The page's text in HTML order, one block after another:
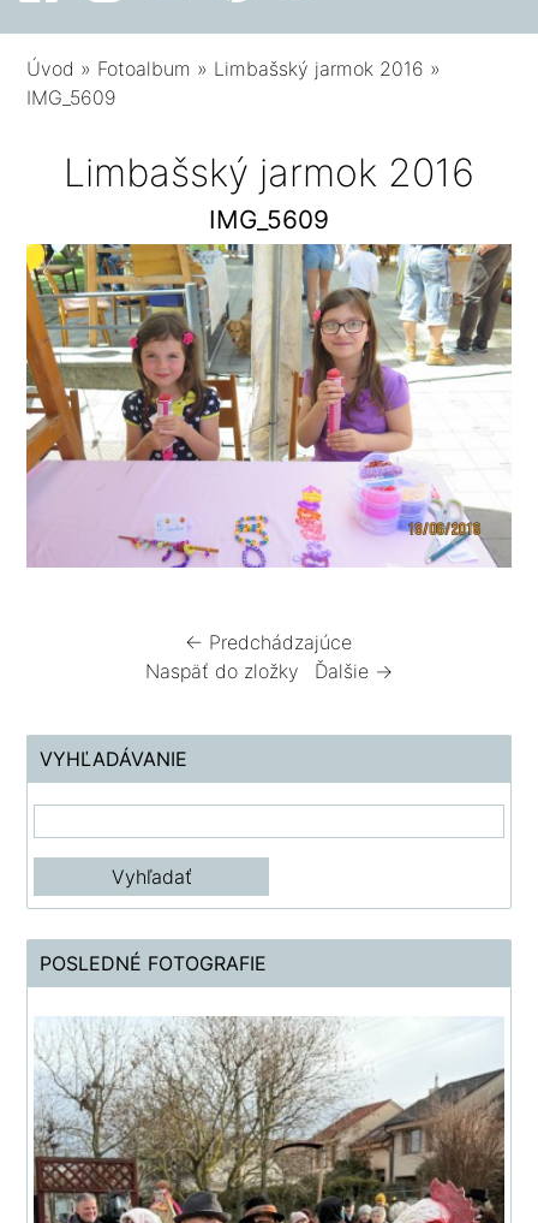
Úvod » Fotoalbum » Limbašský jarmok 2016 »
IMG_5609
Limbašský jarmok 2016
IMG_5609
← Predchádzajúce
Naspäť do zložky
Ďalšie →
VYHĽADÁVANIE
POSLEDNÉ FOTOGRAFIE